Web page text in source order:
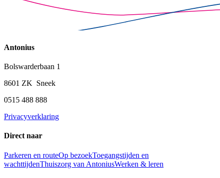
Antonius
Bolswarderbaan 1
8601 ZK Sneek
0515 488 888
Privacyverklaring
Direct naar
Parkeren en routeOp bezoekToegangstijden en
wachttijdenThuiszorg van AntoniusWerken & leren